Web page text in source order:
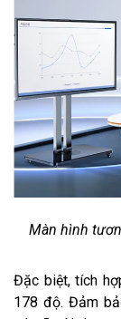
Màn hình
Đặc biệt, tích
178 độ. Đảm